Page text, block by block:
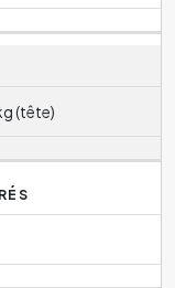
(tête)